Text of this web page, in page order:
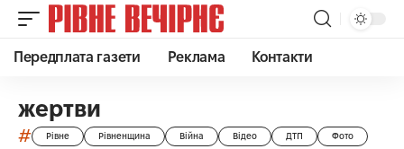
Передплата газети Реклама Контакти
жертви
# Рівне Рівненщина Війна Відео ДТП Фото